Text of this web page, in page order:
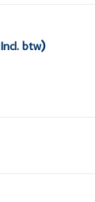
Incl. btw)